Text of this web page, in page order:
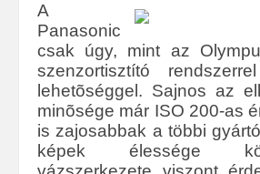
A
Panasonic
csak úgy, mint az
szenzortisztító
lehetõséggel. Sajnos az
minõsége már ISO 200-as
is zajosabbak a többi
képek élessége